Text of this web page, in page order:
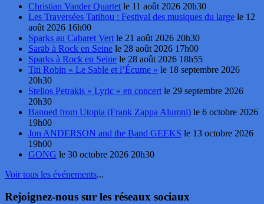
Christian Vander Quartet le 11 août 2026 20h30
Les Traversées Tatihou : Festival des musiques du large le 12
août 2026 16h00
Sparks au Cabaret Vert le 21 août 2026 20h30
Sarāb à Rock en Seine le 28 août 2026 17h00
Sparks à Rock en Seine le 28 août 2026 18h55
Titi Robin « Le Sable et l’Écume » le 18 septembre 2026
20h30
Stelios Petrakis « Lyric » en concert le 29 septembre 2026
20h30
Banned from Utopia (Frank Zappa Alumni) le 6 octobre 2026
19h00
Jon ANDERSON and the Band GEEKS le 13 octobre 2026
19h00
GONG le 30 octobre 2026 20h30
Voir tous les événements...
Rejoignez-nous sur les réseaux sociaux